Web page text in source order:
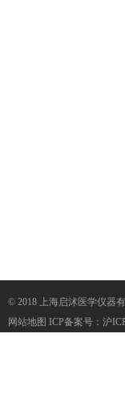
© 2018 上海启沭医学仪器
网站地图 ICP备案号： 沪